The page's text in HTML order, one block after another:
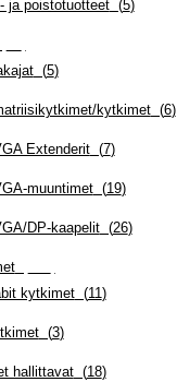
ja poistotuotteet(5)
(5)
kytkimet(6)
Extenderit(7)
muuntimet(19)
DP-kaapelit(26)
(
kytkimet(11)
(3)
hallittavat(18)